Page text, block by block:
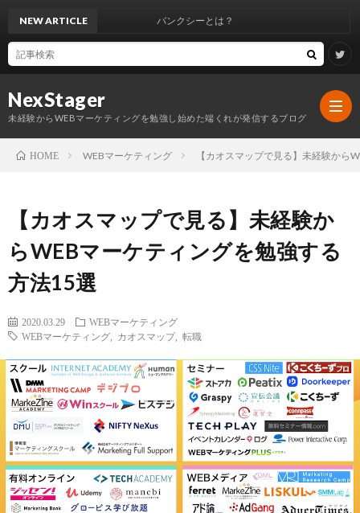
NexStager
未経験からWEBマーケティングを勉強し始めた端くれが発信するブログ
テ
グ
運
ケ
ン
ラ
ス
ク
お
す
サ
NEW ARTICLE バンクシーとは？
HOME WEBマーケティング 【カオスマップで見る】未経験から
【カオスマップで見る】未経験か
らWEBマーケティングを勉強する
方法15選
2020.03.29
WEBマーケティング
WEBマーケティング
カオスマップ, 転職